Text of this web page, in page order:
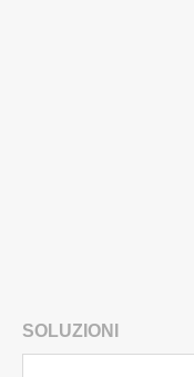
SOLUZIONI